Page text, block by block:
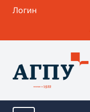
Логин